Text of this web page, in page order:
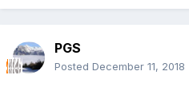
PGS
Posted December 11, 2018